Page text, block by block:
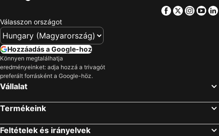
Facebook
Twitter
Válasszon országot
Hozzáadás a Google-hoz
Könnyen megtalálhatja
eredményeinket: adja hozzá a trivagót
preferált forrásként a Google-höz.
Vállalat
Termékeink
Feltételek és irányelvek